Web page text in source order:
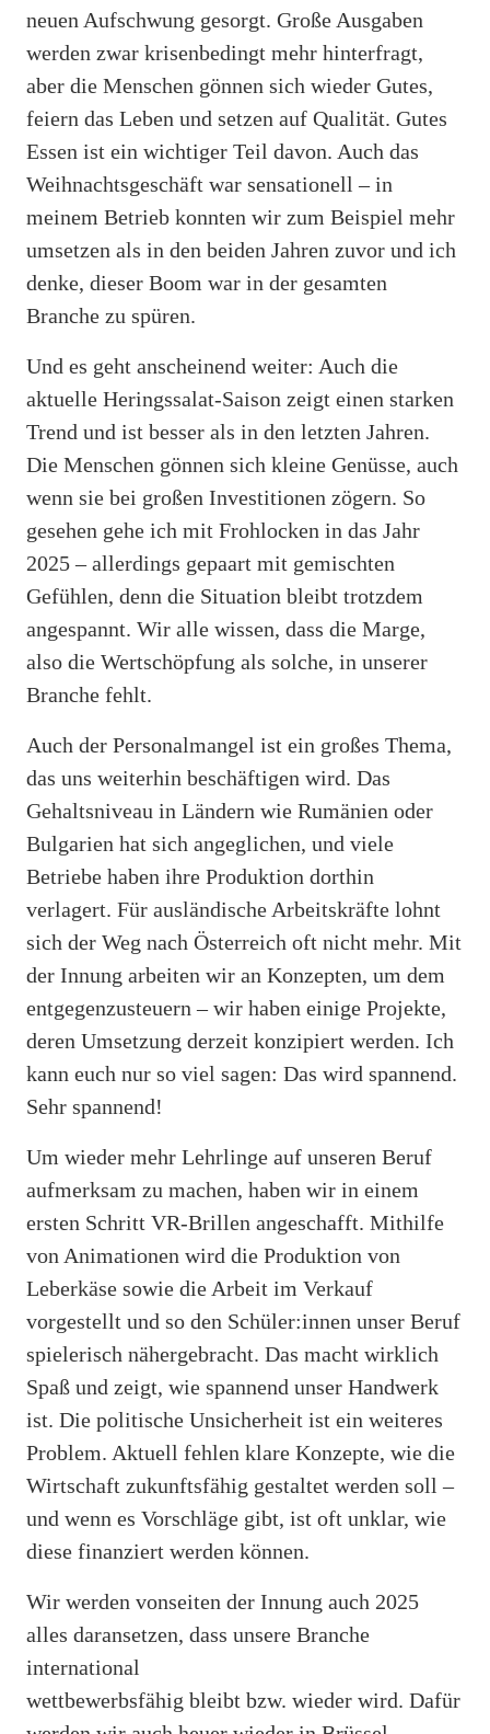
neuen Aufschwung gesorgt. Große Ausgaben
werden zwar krisenbedingt mehr hinterfragt,
aber die Menschen gönnen sich wieder Gutes,
feiern das Leben und setzen auf Qualität. Gutes
Essen ist ein wichtiger Teil davon. Auch das
Weihnachtsgeschäft war sensationell – in
meinem Betrieb konnten wir zum Beispiel mehr
umsetzen als in den beiden Jahren zuvor und ich
denke, dieser Boom war in der gesamten
Branche zu spüren.
Und es geht anscheinend weiter: Auch die
aktuelle Heringssalat-Saison zeigt einen starken
Trend und ist besser als in den letzten Jahren.
Die Menschen gönnen sich kleine Genüsse, auch
wenn sie bei großen Investitionen zögern. So
gesehen gehe ich mit Frohlocken in das Jahr
2025 – allerdings gepaart mit gemischten
Gefühlen, denn die Situation bleibt trotzdem
angespannt. Wir alle wissen, dass die Marge,
also die Wertschöpfung als solche, in unserer
Branche fehlt.
Auch der Personalmangel ist ein großes Thema,
das uns weiterhin beschäftigen wird. Das
Gehaltsniveau in Ländern wie Rumänien oder
Bulgarien hat sich angeglichen, und viele
Betriebe haben ihre Produktion dorthin
verlagert. Für ausländische Arbeitskräfte lohnt
sich der Weg nach Österreich oft nicht mehr. Mit
der Innung arbeiten wir an Konzepten, um dem
entgegenzusteuern – wir haben einige Projekte,
deren Umsetzung derzeit konzipiert werden. Ich
kann euch nur so viel sagen: Das wird spannend.
Sehr spannend!
Um wieder mehr Lehrlinge auf unseren Beruf
aufmerksam zu machen, haben wir in einem
ersten Schritt VR-Brillen angeschafft. Mithilfe
von Animationen wird die Produktion von
Leberkäse sowie die Arbeit im Verkauf
vorgestellt und so den Schüler:innen unser Beruf
spielerisch nähergebracht. Das macht wirklich
Spaß und zeigt, wie spannend unser Handwerk
ist. Die politische Unsicherheit ist ein weiteres
Problem. Aktuell fehlen klare Konzepte, wie die
Wirtschaft zukunftsfähig gestaltet werden soll –
und wenn es Vorschläge gibt, ist oft unklar, wie
diese finanziert werden können.
Wir werden vonseiten der Innung auch 2025
alles daransetzen, dass unsere Branche
international
wettbewerbsfähig bleibt bzw. wieder wird. Dafür